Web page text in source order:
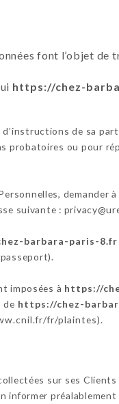
font l’objet de
https://chez-
de sa
probatoires ou pour
demander
suivante :
barbara-paris-8.fr
imposées à https://
de https://chez-
fr/plaintes).
sur ses
informer